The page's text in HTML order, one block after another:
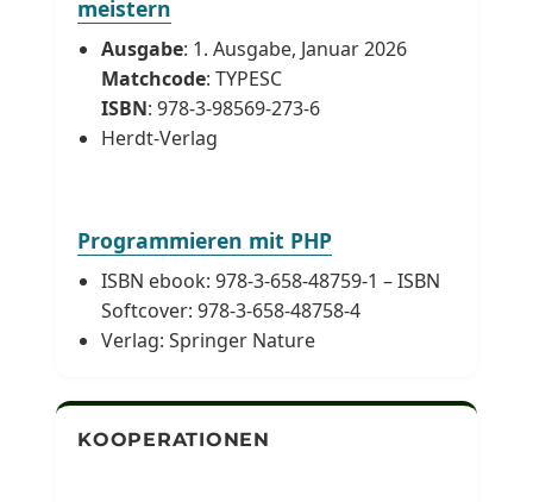
meistern
Ausgabe: 1. Ausgabe, Januar 2026
Matchcode: TYPESC
ISBN: 978-3-98569-273-6
Herdt-Verlag
Programmieren mit PHP
ISBN ebook: 978-3-658-48759-1 – ISBN
Softcover: 978-3-658-48758-4
Verlag: Springer Nature
KOOPERATIONEN